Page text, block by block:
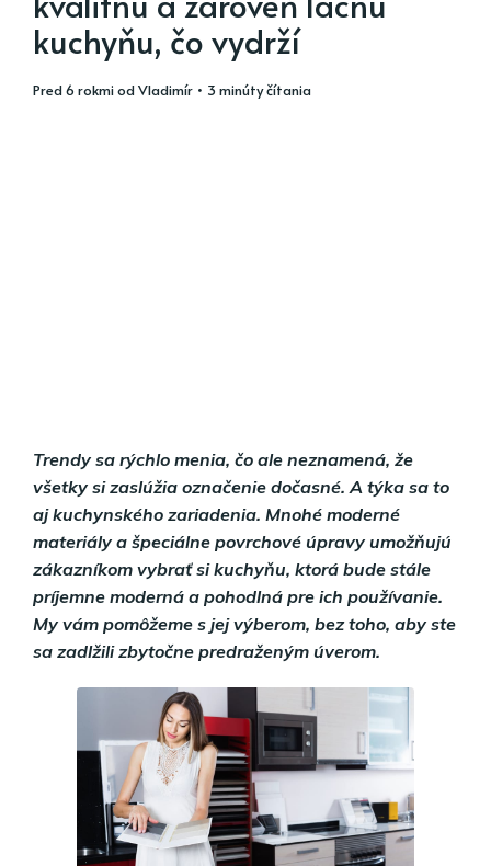
kuchyňu, čo vydrží
pred 6 rokmiodVladimír • 3 minúty čítania
Trendy sa rýchlo menia, čo ale neznamená, že
všetky si zaslúžia označenie dočasné. A týka sa to
aj kuchynského zariadenia. Mnohé moderné
materiály a špeciálne povrchové úpravy umožňujú
zákazníkom vybrať si kuchyňu, ktorá bude stále
príjemne moderná a pohodlná pre ich používanie.
My vám pomôžeme s jej výberom, bez toho, aby ste
sa zadlžili zbytočne predraženým úverom.